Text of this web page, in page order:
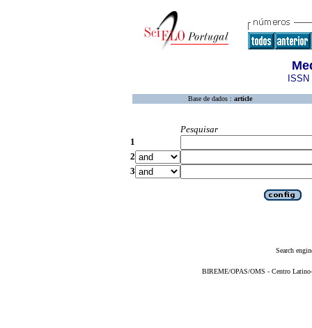
Base de dados : article
Pesquisar
1
2
3
Search
BIREME/OPAS/OMS - Centro Latino-